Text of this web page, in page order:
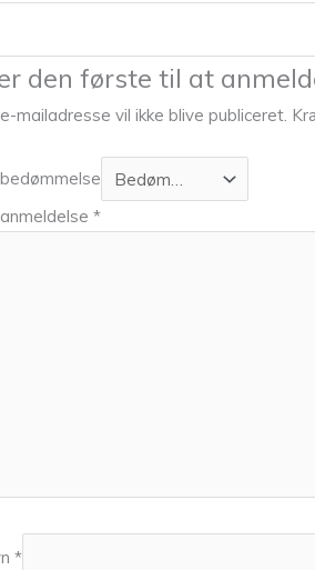
den første til at
mailadresse vil ikke blive publiceret.
*
*